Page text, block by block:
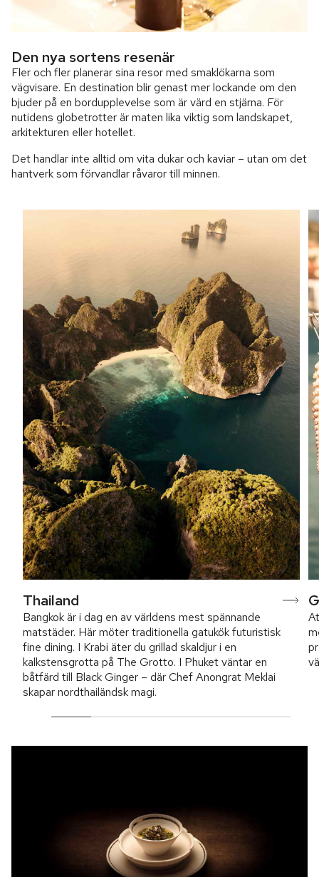
Den nya sortens resenär
Fler och fler planerar sina resor med smaklökarna som
vägvisare. En destination blir genast mer lockande om den
bjuder på en bordupplevelse som är värd en stjärna. För
nutidens globetrotter är maten lika viktig som landskapet,
arkitekturen eller hotellet.
Det handlar inte alltid om vita dukar och kaviar – utan om det
hantverk som förvandlar råvaror till minnen.
Thailand
Bangkok är i dag en av världens mest spännande
matstäder. Här möter traditionella gatukök futuristisk
fine dining. I Krabi äter du grillad skaldjur i en
kalkstensgrotta på The Grotto. I Phuket väntar en
båtfärd till Black Ginger – där Chef Anongrat Meklai
skapar nordthailändsk magi.